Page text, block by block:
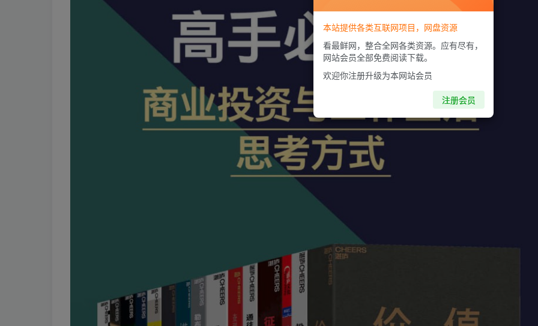
本站提供各类互联网项目，网盘资源
看最鲜网，整合全网各类资源。应有尽有，
网站会员全部免费阅读下载。
欢迎你注册升级为本网站会员
注册会员